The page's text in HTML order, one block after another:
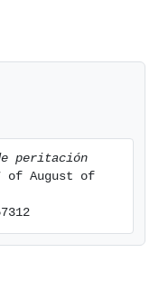
peritación
of August of